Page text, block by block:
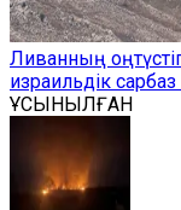
Ливанның
израильдік
ҰСЫНЫЛҒАН